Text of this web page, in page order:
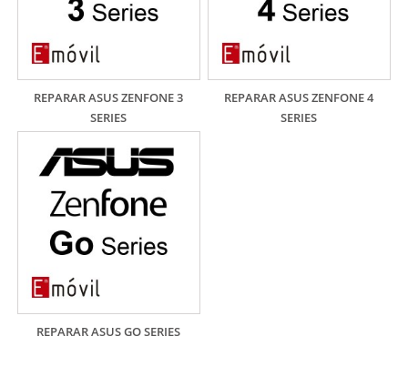
REPARAR ASUS ZENFONE 3
SERIES
REPARAR ASUS ZENFONE 4
SERIES
REPARAR ASUS GO SERIES